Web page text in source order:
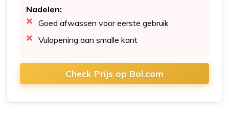
Nadelen:
Goed afwassen voor eerste gebruik
Vulopening aan smalle kant
Check Prijs op Bol.com